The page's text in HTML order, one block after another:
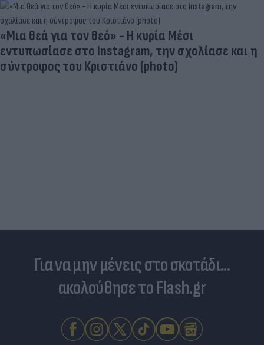
«Μια θεά για τον θεό» - Η κυρία Μέσι
εντυπωσίασε στο Instagram, την σχολίασε και η
σύντροφος του Κριστιάνο (photo)
Για να μην μένεις στο σκοτάδι...
ακολούθησε το Flash.gr